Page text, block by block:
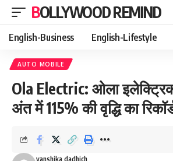
BOLLYWOOD REMIND
English-Business English-Lifestyle
AUTO MOBILE
Ola Electric: ओला
अंत में 115% की वृद्धि का
vanshika dadhich